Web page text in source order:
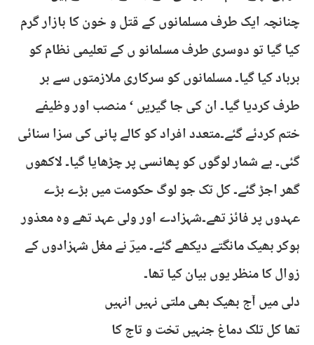
چنانچہ ایک طرف مسلمانوں کے قتل و خون کا بازار گرم
کیا گیا تو دوسری طرف مسلمانو ں کے تعلیمی نظام کو
برباد کیا گیا۔ مسلمانوں کو سرکاری ملازمتوں سے بر
طرف کردیا گیا۔ ان کی جا گیریں ‘ منصب اور وظیفے
ختم کردئے گئے۔متعدد افراد کو کالے پانی کی سزا سنائی
گئی۔ بے شمار لوگوں کو پھانسی پر چڑھایا گیا۔ لاکھوں
گھر اجڑ گئے۔ کل تک جو لوگ حکومت میں بڑے بڑے
عہدوں پر فائز تھے۔شہزادے اور ولی عہد تھے وہ معذور
ہوکر بھیک مانگتے دیکھے گئے۔ میرؔ نے مغل شہزادوں کے
زوال کا منظر یوں بیان کیا تھا۔
دلی میں آج بھیک بھی ملتی نہیں انہیں
تھا کل تلک دماغ جنہیں تخت و تاج کا